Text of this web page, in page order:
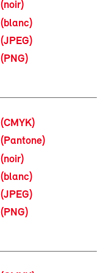
(noir)
(blanc)
(JPEG)
(PNG)
(CMYK)
(Pantone)
(noir)
(blanc)
(JPEG)
(PNG)